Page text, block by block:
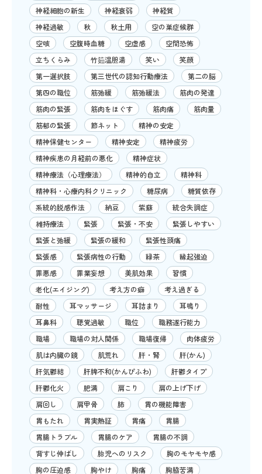
神経細胞の新生
神経衰弱
神経質
神経過敏
秋 秋土用
空の巣症候群
空咳
空腹時血糖 空虚感
空間恐怖
立ちくらみ
竹筎温胆湯 笑い
笑顔
第一選択肢
第三世代の認知行動療法
第二の脳
第四の職位
筋弛緩 筋弛緩法
筋肉の発達
筋肉の緊張
筋肉をほぐす 筋肉痛
筋肉量
筋郁の緊張
節ネット
精神の安定
精神保健センター
精神安定
精神疲労
精神疾患の月経前の悪化
精神症状
精神療法（心理療法）
精神的自立
精神科
精神科・心療内科クリニック
糖尿病
糖質依存
系統的脱感作法
納豆 紫蘇
統合失調症
維持療法
緊張 緊張・不安
緊張しやすい
緊張と弛緩
緊張の緩和
緊張性頭痛
緊張感
緊張病性の行動 緑茶
縁起強迫
罪悪感
罪業妄想 美肌効果
習慣
老化(エイジング)
考え方の癖
考え過ぎる
耐性
耳マッサージ 耳詰まり
耳鳴り
耳鼻科
聴覚過敏 職位
職務遂行能力
職場
職場の対人関係 職場復帰
肉体疲労
肌は内臓の鏡
肌荒れ 肝・腎
肝(かん)
肝気鬱結
肝脾不和(かんぴふわ)
肝鬱タイプ
肝鬱化火
肥満 肩こり
肩の上げ下げ
肩回し
肩甲骨 肺
胃の機能障害
胃もたれ
胃実熱証 胃痛
胃腸
胃腸トラブル
胃腸のケア
胃腸の不調
背すじ伸ばし
胎児へのリスク
胸のモヤモヤ感
胸の圧迫感
胸やけ 胸痛 胸脇苦満